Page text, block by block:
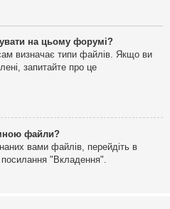
на цьому форумі?
визначає типи файлів. Якщо ви
запитайте про це
файли?
вами файлів, перейдіть в
посилання "Вкладення".